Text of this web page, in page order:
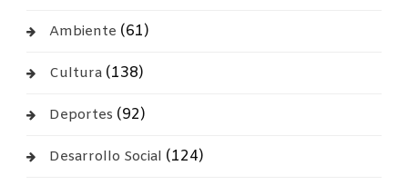
Ambiente (61)
Cultura(138)
Deportes (92)
Desarrollo Social (124)